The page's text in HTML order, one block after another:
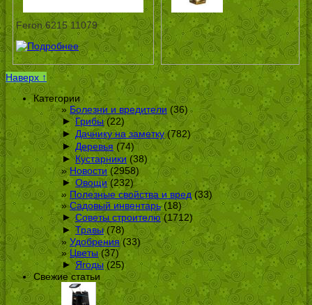
Feron 6215 11079
Наверх ↑
Категории
Болезни и вредители (36)
► Грибы(22)
► Дачнику на заметку(782)
► Деревья (74)
► Кустарники (38)
Новости (2958)
► Овощи(232)
Полезные свойства и вред(33)
Садовый инвентарь(18)
► Советы строителю(1712)
► Травы(78)
Удобрения(33)
Цветы(37)
► Ягоды(25)
Свежие статьи